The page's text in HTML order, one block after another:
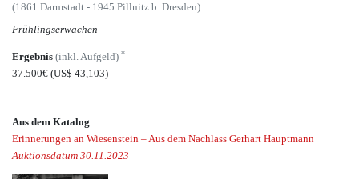
(1861 Darmstadt - 1945 Pillnitz b. Dresden)
Frühlingserwachen
Ergebnis (inkl. Aufgeld) *
37.500€ (US$ 43,103)
Aus dem Katalog
Erinnerungen an Wiesenstein – Aus dem Nachlass Gerhart Hauptmann
Auktionsdatum 30.11.2023